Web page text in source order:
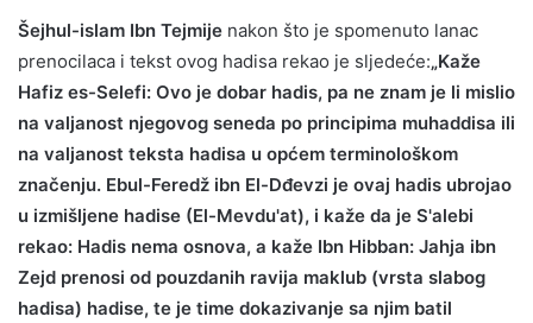
Šejhul-islam Ibn Tejmije nakon što je spomenuto lanac
prenocilaca i tekst ovog hadisa rekao je sljedeće:„Kaže
Hafiz es-Selefi: Ovo je dobar hadis, pa ne znam je li mislio
na valjanost njegovog seneda po principima muhaddisa ili
na valjanost teksta hadisa u općem terminološkom
značenju. Ebul-Feredž ibn El-Dđevzi je ovaj hadis ubrojao
u izmišljene hadise (El-Mevdu'at), i kaže da je S'alebi
rekao: Hadis nema osnova, a kaže Ibn Hibban: Jahja ibn
Zejd prenosi od pouzdanih ravija maklub (vrsta slabog
hadisa) hadise, te je time dokazivanje sa njim batil